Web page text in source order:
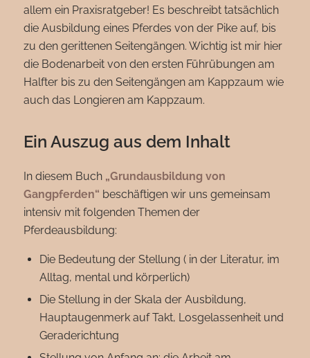
allem ein Praxisratgeber! Es beschreibt tatsächlich
die Ausbildung eines Pferdes von der Pike auf, bis
zu den gerittenen Seitengängen. Wichtig ist mir hier
die Bodenarbeit von den ersten Führübungen am
Halfter bis zu den Seitengängen am Kappzaum wie
auch das Longieren am Kappzaum.
Ein Auszug aus dem Inhalt
In diesem Buch „Grundausbildung von
Gangpferden“ beschäftigen wir uns gemeinsam
intensiv mit folgenden Themen der
Pferdeausbildung:
Die Bedeutung der Stellung ( in der Literatur, im
Alltag, mental und körperlich)
Die Stellung in der Skala der Ausbildung,
Hauptaugenmerk auf Takt, Losgelassenheit und
Geraderichtung